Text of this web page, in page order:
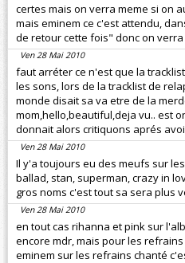
certes mais on verra meme si on
mais eminem ce c'est attendu,
de retour cette fois" donc on
Ven 28 Mai 2010
faut arréter ce n'est que la
les sons, lors de la tracklist de
monde disait sa va etre de la
mom,hello,beautiful,deja vu.. est
donnait alors critiquons aprés
Ven 28 Mai 2010
Il y'a toujours eu des meufs sur
ballad, stan, superman, crazy in
gros noms c'est tout sa sera plus
Ven 28 Mai 2010
en tout cas rihanna et pink sur
encore mdr, mais pour les
eminem sur les refrains chanté